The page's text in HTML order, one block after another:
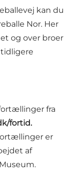
kan du
Nor. Her
og over broer
fra
fortid.
er
af